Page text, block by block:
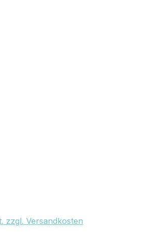
zzgl. Versandkosten